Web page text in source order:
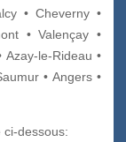
• Cheverny •
• Valençay •
Azay-le-Rideau •
• Angers •
ci-dessous: